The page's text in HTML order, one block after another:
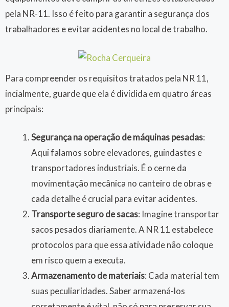
pela NR-11. Isso é feito para garantir a segurança dos
trabalhadores e evitar acidentes no local de trabalho.
Para compreender os requisitos tratados pela NR 11,
incialmente, guarde que ela é dividida em quatro áreas
principais:
Segurança na operação de máquinas pesadas:
Aqui falamos sobre elevadores, guindastes e
transportadores industriais. É o cerne da
movimentação mecânica no canteiro de obras e
cada detalhe é crucial para evitar acidentes.
Transporte seguro de sacas: Imagine transportar
sacos pesados diariamente. A NR 11 estabelece
protocolos para que essa atividade não coloque
em risco quem a executa.
Armazenamento de materiais: Cada material tem
suas peculiaridades. Saber armazená-los